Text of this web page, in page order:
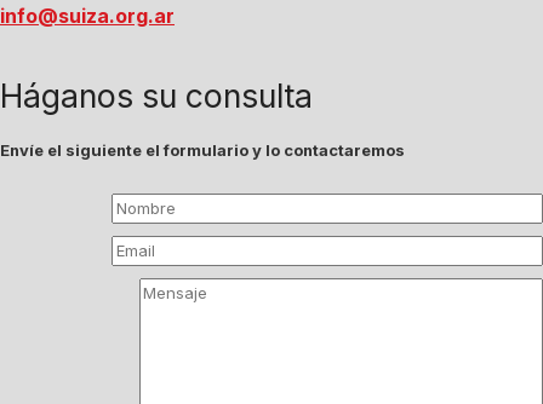
info@suiza.org.ar
Háganos su consulta
Envíe el siguiente el formulario y lo contactaremos